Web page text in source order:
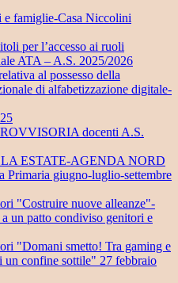
famiglie-Casa Niccolini
per l’accesso ai ruoli
ATA – A.S. 2025/2026
al possesso della
di alfabetizzazione digitale-
docenti A.S.
ESTATE-AGENDA NORD
Primaria giugno-luglio-settembre
"Costruire nuove alleanze"-
un patto condiviso genitori e
"Domani smetto! Tra gaming e
un confine sottile" 27 febbraio